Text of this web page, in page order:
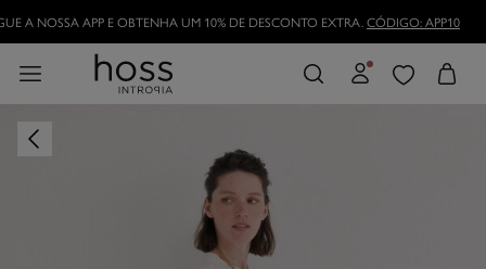
A NOSSA APP E OBTENHA UM 10% DE DESCONTO EXTRA.CÓDIGO: APP10